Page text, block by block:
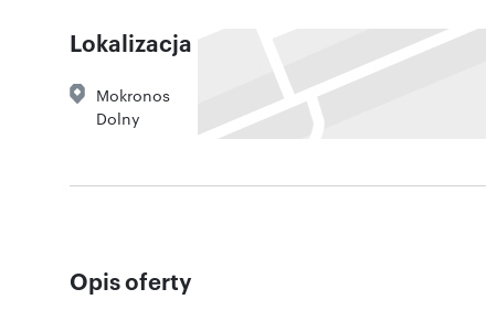
Lokalizacja
Mokronos
Dolny
Opis oferty